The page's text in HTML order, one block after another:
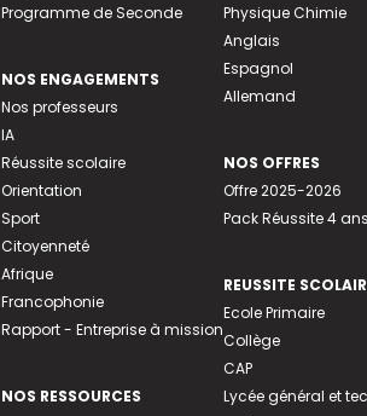
Programme de Seconde
NOS ENGAGEMENTS
Nos professeurs
IA
Réussite scolaire
Orientation
Sport
Citoyenneté
Afrique
Francophonie
Rapport - Entreprise à mission
NOS RESSOURCES
Physique Chimie
Anglais
Espagnol
Allemand
NOS OFFRES
Offre 2025-2026
Pack Réussite 4 ans
REUSSITE
Ecole Primaire
Collège
CAP
Lycée général et